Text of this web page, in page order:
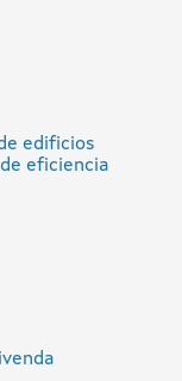
edificios
eficiencia